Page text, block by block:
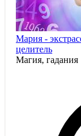
Мария -
целитель
Магия, гадания